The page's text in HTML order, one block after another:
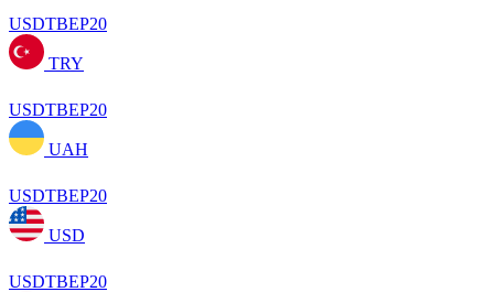
USDTBEP20
TRY
USDTBEP20
UAH
USDTBEP20
USD
USDTBEP20